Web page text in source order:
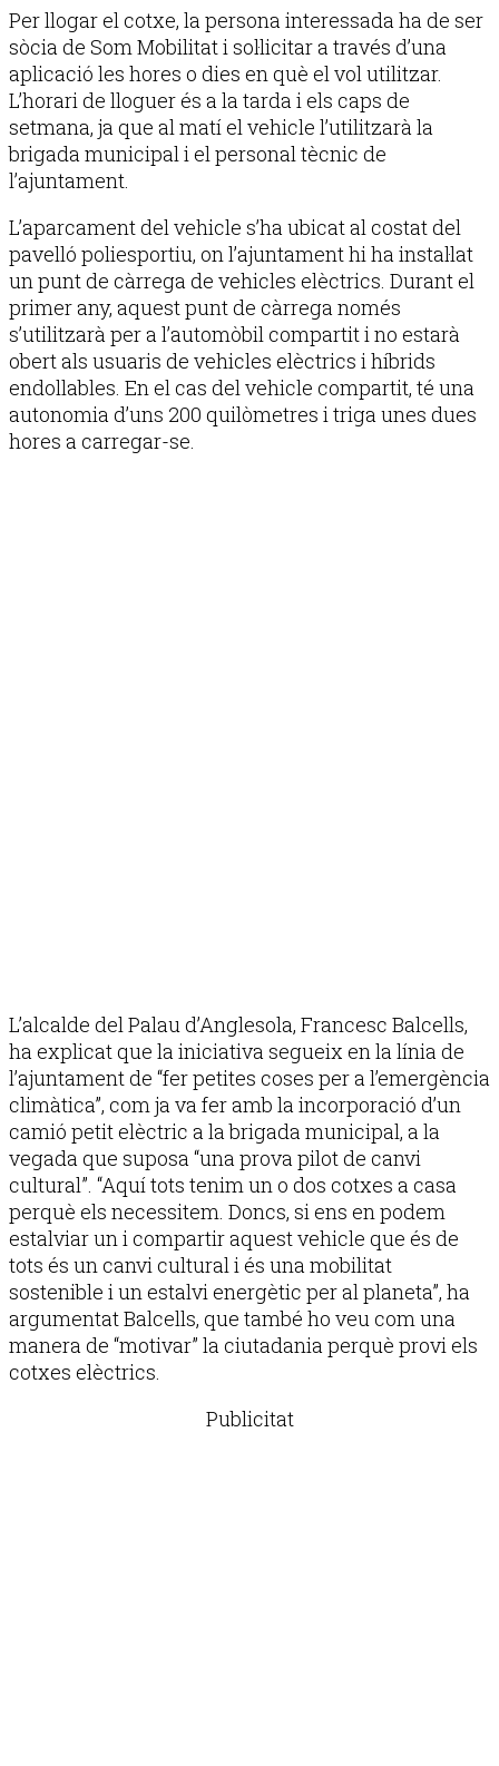
Per llogar el cotxe, la persona interessada ha de ser
sòcia de Som Mobilitat i sol·licitar a través d’una
aplicació les hores o dies en què el vol utilitzar.
L’horari de lloguer és a la tarda i els caps de
setmana, ja que al matí el vehicle l’utilitzarà la
brigada municipal i el personal tècnic de
l’ajuntament.
L’aparcament del vehicle s’ha ubicat al costat del
pavelló poliesportiu, on l’ajuntament hi ha instal·lat
un punt de càrrega de vehicles elèctrics. Durant el
primer any, aquest punt de càrrega només
s’utilitzarà per a l’automòbil compartit i no estarà
obert als usuaris de vehicles elèctrics i híbrids
endollables. En el cas del vehicle compartit, té una
autonomia d’uns 200 quilòmetres i triga unes dues
hores a carregar-se.
L’alcalde del Palau d’Anglesola, Francesc Balcells,
ha explicat que la iniciativa segueix en la línia de
l’ajuntament de “fer petites coses per a l’emergència
climàtica”, com ja va fer amb la incorporació d’un
camió petit elèctric a la brigada municipal, a la
vegada que suposa “una prova pilot de canvi
cultural”. “Aquí tots tenim un o dos cotxes a casa
perquè els necessitem. Doncs, si ens en podem
estalviar un i compartir aquest vehicle que és de
tots és un canvi cultural i és una mobilitat
sostenible i un estalvi energètic per al planeta”, ha
argumentat Balcells, que també ho veu com una
manera de “motivar” la ciutadania perquè provi els
cotxes elèctrics.
Publicitat